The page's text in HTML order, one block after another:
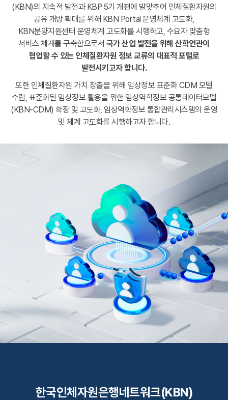
(KBN)의 지속적 발전과 KBP 5기 개편에 발맞추어 인체질환자원의
공유 개방 확대를 위해 KBN Portal 운영체계 고도화,
KBN분양지원센터 운영체계 고도화를 시행하고, 수요자 맞춤형
서비스 체계를 구축함으로서 국가 산업 발전을 위해 산학연관이
협업할 수 있는 인체질환자원 정보 교류의 대표적 포털로
발전시키고자 합니다.
또한 인체질환자원 가치 창출을 위해 임상정보 표준화 CDM 모델
수립, 표준화된 임상정보 활용을 위한 임상역학정보 공통데이터모델
(KBN-CDM) 확장 및 고도화, 임상역학정보 통합관리시스템의 운영
및 체계 고도화를 시행하고자 합니다.
한국인체자원은행네트워크(KBN)